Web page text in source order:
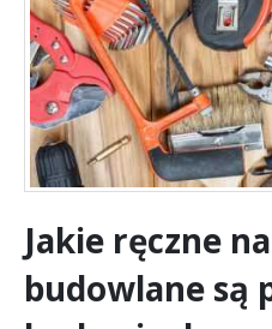
Jakie ręczne
budowlane są